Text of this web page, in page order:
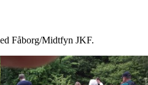
Fåborg/Midtfyn JKF.